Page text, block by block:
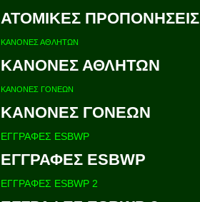
ΑΤΟΜΙΚΕΣ ΠΡΟΠΟΝΗΣΕΙΣ
ΚΑΝΟΝΕΣ ΑΘΛΗΤΩΝ
ΚΑΝΟΝΕΣ ΑΘΛΗΤΩΝ
ΚΑΝΟΝΕΣ ΓΟΝΕΩΝ
ΚΑΝΟΝΕΣ ΓΟΝΕΩΝ
ΕΓΓΡΑΦΕΣ ESBWP
ΕΓΓΡΑΦΕΣ ESBWP
ΕΓΓΡΑΦΕΣ ESBWP 2